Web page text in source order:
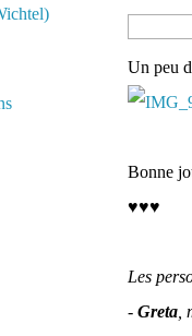
Un peu
Bonne
♥♥♥
Les
- Greta